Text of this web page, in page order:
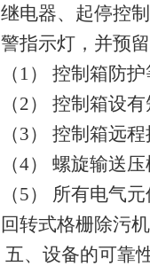
继电器、起停控
警指示灯，并预
（1） 控制箱防
（2） 控制箱设
（3） 控制箱远
（4） 螺旋输送
（5） 所有电气
回转式格栅除污
五、设备的可靠